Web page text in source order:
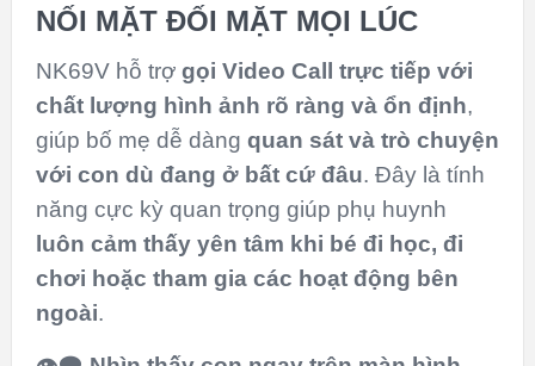
NỐI MẶT ĐỐI MẶT MỌI LÚC
NK69V hỗ trợ gọi Video Call trực tiếp với
chất lượng hình ảnh rõ ràng và ổn định,
giúp bố mẹ dễ dàng quan sát và trò chuyện
với con dù đang ở bất cứ đâu. Đây là tính
năng cực kỳ quan trọng giúp phụ huynh
luôn cảm thấy yên tâm khi bé đi học, đi
chơi hoặc tham gia các hoạt động bên
ngoài.